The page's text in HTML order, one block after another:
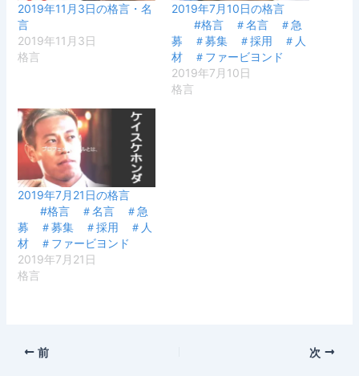
2019年11月3日の格言・名
言
2019年11月3日
格言
2019年7月10日の格言
#格言 ＃名言 ＃急
募 ＃募集 ＃採用 ＃人
材 ＃ファービヨンド
2019年7月10日
格言
2019年7月21日の格言
#格言 ＃名言 ＃急
募 ＃募集 ＃採用 ＃人
材 ＃ファービヨンド
2019年7月21日
格言
前 次